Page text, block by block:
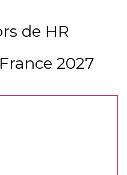
de HR
2027